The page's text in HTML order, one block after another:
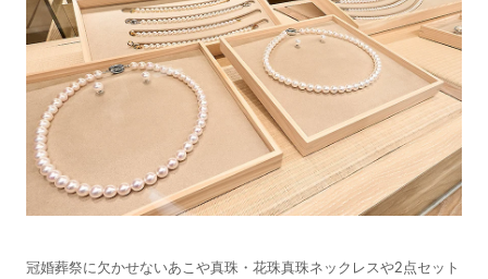
冠婚葬祭に欠かせないあこや真珠・花珠真珠ネックレスや2点セット